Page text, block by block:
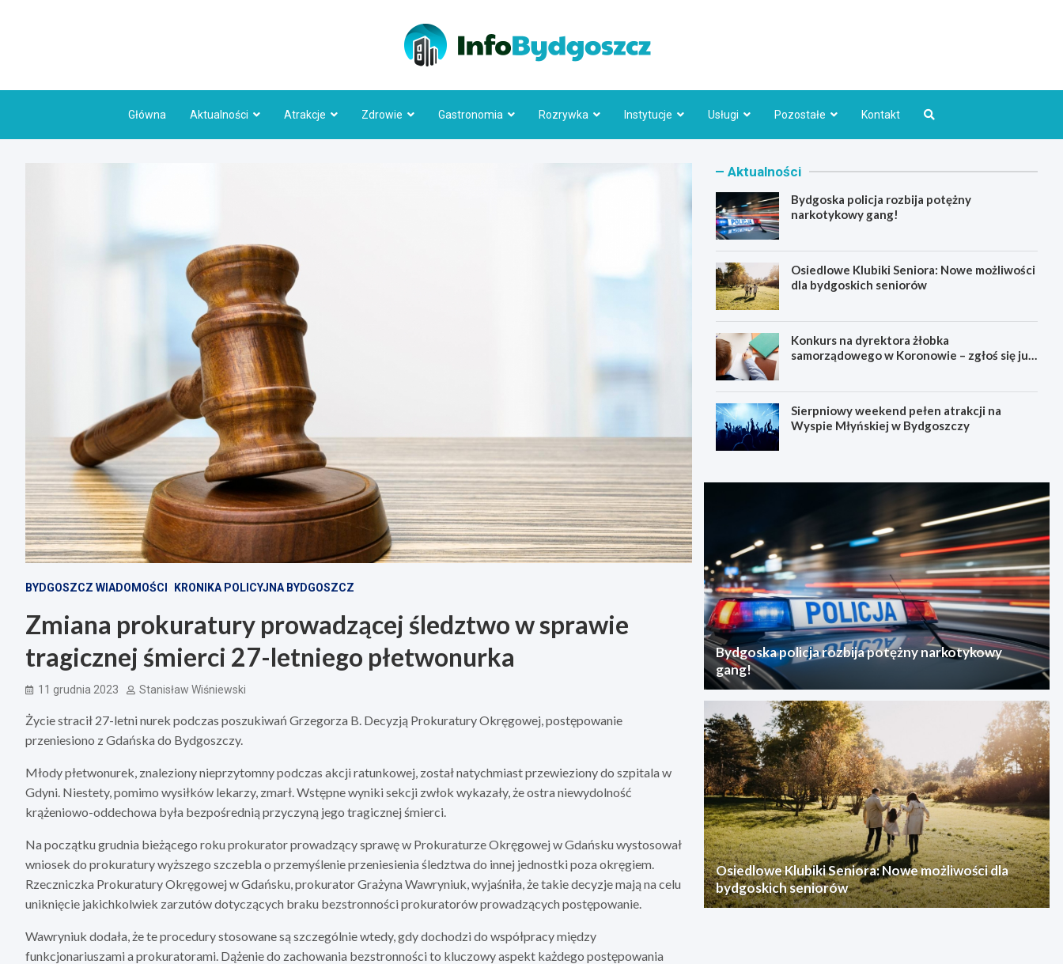
Główna Aktualności Atrakcje Zdrowie Gastronomia Rozrywka Instytucje Usługi Pozostałe Kontakt
BYDGOSZCZ WIADOMOŚCI KRONIKA POLICYJNA BYDGOSZCZ
Zmiana prokuratury prowadzącej śledztwo w sprawie
tragicznej śmierci 27-letniego płetwonurka
11 grudnia 2023 Stanisław Wiśniewski
Życie stracił 27-letni nurek podczas poszukiwań Grzegorza B. Decyzją Prokuratury Okręgowej, postępowanie
przeniesiono z Gdańska do Bydgoszczy.
Młody płetwonurek, znaleziony nieprzytomny podczas akcji ratunkowej, został natychmiast przewieziony do szpitala w
Gdyni. Niestety, pomimo wysiłków lekarzy, zmarł. Wstępne wyniki sekcji zwłok wykazały, że ostra niewydolność
krążeniowo-oddechowa była bezpośrednią przyczyną jego tragicznej śmierci.
Na początku grudnia bieżącego roku prokurator prowadzący sprawę w Prokuraturze Okręgowej w Gdańsku wystosował
wniosek do prokuratury wyższego szczebla o przemyślenie przeniesienia śledztwa do innej jednostki poza okręgiem.
Rzeczniczka Prokuratury Okręgowej w Gdańsku, prokurator Grażyna Wawryniuk, wyjaśniła, że takie decyzje mają na celu
uniknięcie jakichkolwiek zarzutów dotyczących braku bezstronności prokuratorów prowadzących postępowanie.
Wawryniuk dodała, że te procedury stosowane są szczególnie wtedy, gdy dochodzi do współpracy między
funkcjonariuszami a prokuratorami. Dążenie do zachowania bezstronności to kluczowy aspekt każdego postępowania
Aktualności
Bydgoska policja rozbija potężny
narkotykowy gang!
Osiedlowe Klubiki Seniora: Nowe możliwości
dla bydgoskich seniorów
Konkurs na dyrektora żłobka
samorządowego w Koronowie – zgłoś się już
Sierpniowy weekend pełen atrakcji na
Wyspie Młyńskiej w Bydgoszczy
Bydgoska policja rozbija potężny narkotykowy
gang!
Osiedlowe Klubiki Seniora: Nowe możliwości dla
bydgoskich seniorów